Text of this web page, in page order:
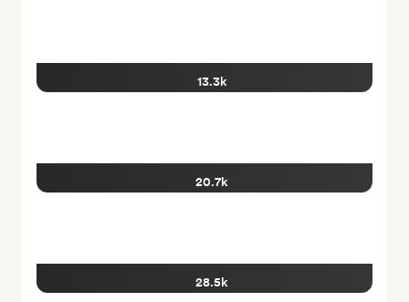
13.3k
20.7k
28.5k